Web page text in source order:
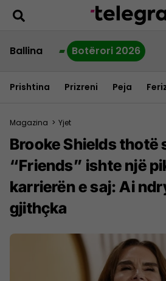
Ballina Botërori 2026
Prishtina Prizreni Peja
Magazina > Yjet
Brooke Shields thotë
“Friends” ishte një
karrierën e saj: Ai
gjithçka